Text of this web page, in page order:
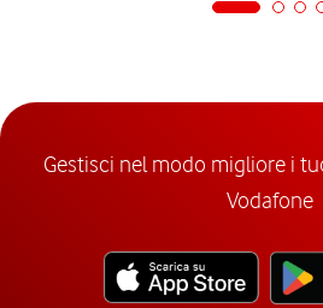
Gestisci nel modo migliore i
Vodafone